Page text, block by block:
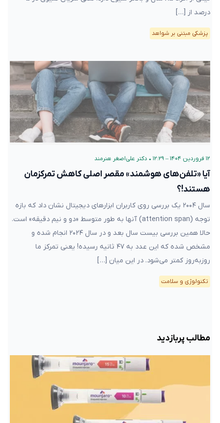
درصد از […]
پزشکی مبتنی بر شواهد
۱۲ فروردین ۱۴۰۴ – ۱۲:۲۹ • دکتر علی‌اصغر هنرمند
آیا «تلفن‌های هوشمند» مقصر اصلی کاهش تمرکز‌مان
هستند!؟
سال ۲۰۰۴ یک بررسی روی کاربران ابزارهای دیجیتال نشان داد که بازه
توجه (attention span) آنها به طور متوسط «دو و نیم دقیقه» است.
حالا همین بررسی بیست سال بعد و در سال ۲۰۲۴ انجام شده و
مشخص شده که این عدد به ۴۷ ثانیه رسیده! یعنی تمرکز ما
روز‌به‌روز کمتر می‌شود. در این میان […]
تکنولوژی و سلامت
مطالب پربازدید